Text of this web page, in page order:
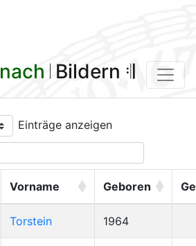
nach 𝄀 Bildern 𝄇
Einträge anzeigen
Vorname Geboren
Torstein 1964